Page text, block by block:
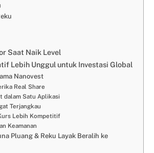
Saat Naik Level
Lebih Unggul untuk Investasi Global
Nanovest
Real Share
dalam Satu Aplikasi
Terjangkau
Lebih Kompetitif
Keamanan
Pluang & Reku Layak Beralih ke